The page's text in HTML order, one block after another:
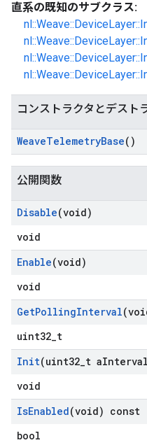
直系の既知のサブクラス:
コンストラクタとデスト
WeaveTelemetryBase()
公開関数
Disable(void)
void
Enable(void)
void
GetPollingInterval
uint32_t
Init(uint32 t aInterval
void
IsEnabled(void) const
bool